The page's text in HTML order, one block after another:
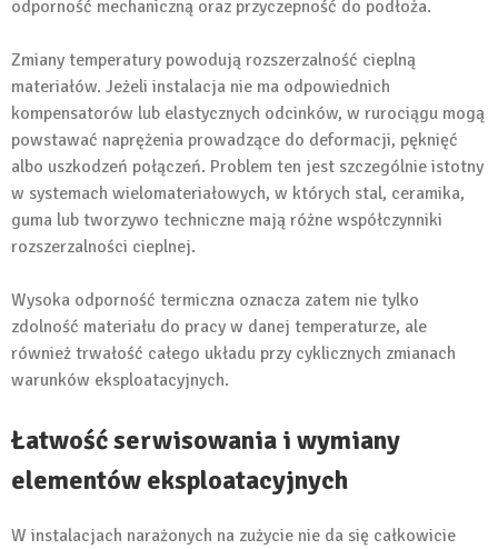
odporność mechaniczną oraz przyczepność do podłoża.
Zmiany temperatury powodują rozszerzalność cieplną
materiałów. Jeżeli instalacja nie ma odpowiednich
kompensatorów lub elastycznych odcinków, w rurociągu mogą
powstawać naprężenia prowadzące do deformacji, pęknięć
albo uszkodzeń połączeń. Problem ten jest szczególnie istotny
w systemach wielomateriałowych, w których stal, ceramika,
guma lub tworzywo techniczne mają różne współczynniki
rozszerzalności cieplnej.
Wysoka odporność termiczna oznacza zatem nie tylko
zdolność materiału do pracy w danej temperaturze, ale
również trwałość całego układu przy cyklicznych zmianach
warunków eksploatacyjnych.
Łatwość serwisowania i wymiany
elementów eksploatacyjnych
W instalacjach narażonych na zużycie nie da się całkowicie